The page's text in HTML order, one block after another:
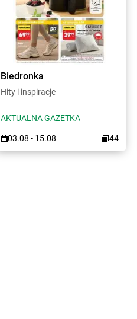
Biedronka
Hity i inspiracje
AKTUALNA GAZETKA
03.08 - 15.08 44